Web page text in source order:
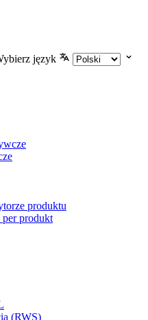
język
produktu
per produkt
(RWS)